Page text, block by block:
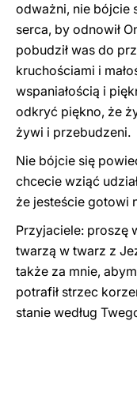
odważni, nie bójcie
serca, by odnowił
pobudził was do
kruchościami i
wspaniałością i
odkryć piękno, że
żywi i przebudzeni.
Nie bójcie się
chcecie wziąć
że jesteście gotowi
Przyjaciele: proszę
twarzą w twarz z
także za mnie,
potrafił strzec
stanie według